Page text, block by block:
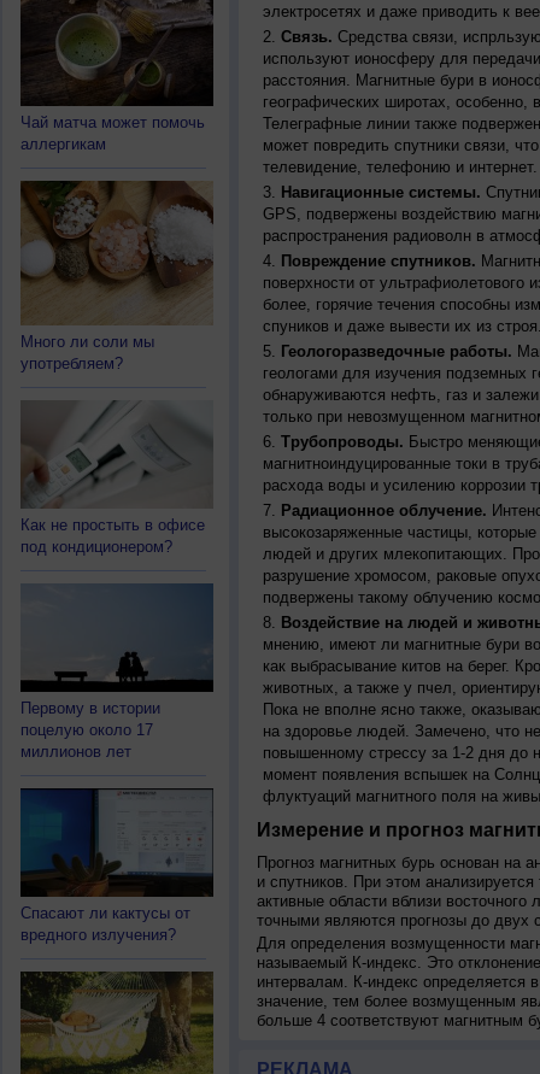
Чай матча может помочь
аллергикам
Много ли соли мы
употребляем?
Как не простыть в офисе
под кондиционером?
Первому в истории
поцелую около 17
миллионов лет
Спасают ли кактусы от
вредного излучения?
электросетях и даже приводить к
Связь. Средства связи,
используют ионосферу для
расстояния. Магнитные бури в
географических широтах,
Телеграфные линии также
может повредить спутники связи,
телевидение, телефонию и интернет.
Навигационные системы.
GPS, подвержены воздействию
распространения радиоволн в
Повреждение спутников.
поверхности от ультрафиолетового
более, горячие течения способны
спуников и даже вывести их из
Геологоразведочные работы.
геологами для изучения подземных
обнаруживаются нефть, газ и
только при невозмущенном
Трубопроводы. Быстро
магнитноиндуцированные токи в
расхода воды и усилению коррозии
Радиационное облучение.
высокозаряженные частицы,
людей и других млекопитающих.
разрушение хромосом, раковые
подвержены такому облучению
Воздействие на людей и
мнению, имеют ли магнитные бури
как выбрасывание китов на берег.
животных, а также у пчел,
Пока не вполне ясно также,
на здоровье людей. Замечено, что
повышенному стрессу за 1-2 дня до
момент появления вспышек на
флуктуаций магнитного поля на
Измерение и прогноз
Прогноз магнитных бурь основан на
и спутников. При этом
активные области вблизи
точными являются прогнозы до двух
Для определения возмущенности
называемый К-индекс. Это
интервалам. К-индекс определяется
значение, тем более возмущенным
больше 4 соответствуют магнитным
РЕКЛАМА